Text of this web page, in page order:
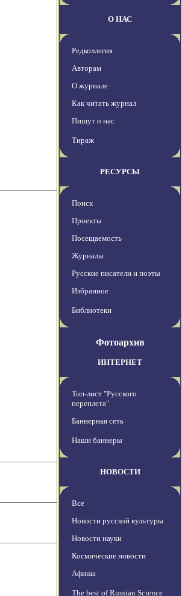
О НАС
Редколлегия
Авторам
О журнале
Как читать журнал
Пишут о нас
Тираж
РЕСУРСЫ
Поиск
Проекты
Посещаемость
Журналы
Русские писатели и поэты
Избранное
Библиотеки
Фотоархив
ИНТЕРНЕТ
Топ-лист "Русского
переплета"
Баннерная сеть
Наши баннеры
НОВОСТИ
Все
Новости русской культуры
Новости науки
Космические новости
Афиша
The best of Russian Science